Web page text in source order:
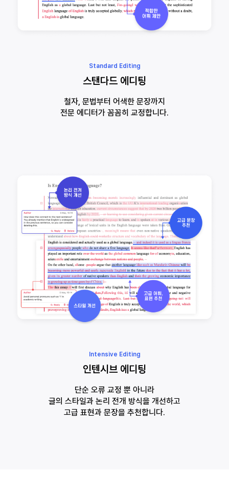
Standard Editing
스탠다드 에디팅
철자, 문법부터 어색한 문장까지
전문 에디터가 꼼꼼히 교정합니다.
Intensive Editing
인텐시브 에디팅
단순 오류 교정 뿐 아니라
글의 스타일과 논리 전개 방식을 개선하고
고급 표현과 문장을 추천합니다.